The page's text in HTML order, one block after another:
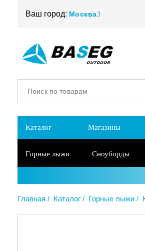
Ваш город: Москва
Каталог Магазины
Горные лыжи Сноуборды
Главная Каталог Горные лыжи